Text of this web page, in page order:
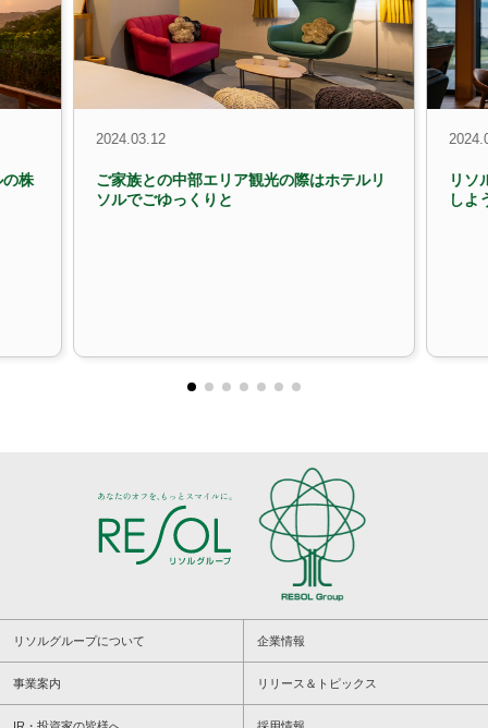
株
2024.03.12
ご家族との中部エリア観光の際はホテルリ
ソルでごゆっくりと
リソ
しよ
に
。
リソルグループについて 企業情報
事業案内 リリース＆トピックス
IR・投資家の皆様へ 採用情報